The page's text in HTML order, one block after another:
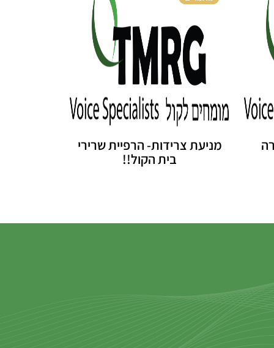
מניעת צרידות- הרפיית שרירי
בית הקול!!